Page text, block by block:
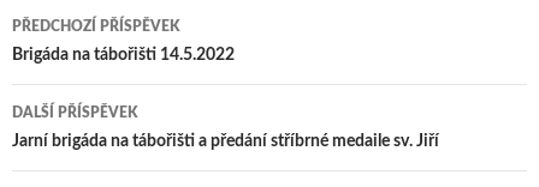
Navigace
pro
příspěvky
PŘEDCHOZÍ PŘÍSPĚVEK
Brigáda na tábořišti 14.5.2022
DALŠÍ PŘÍSPĚVEK
Jarní brigáda na tábořišti a předání stříbrné medaile sv. Jiří